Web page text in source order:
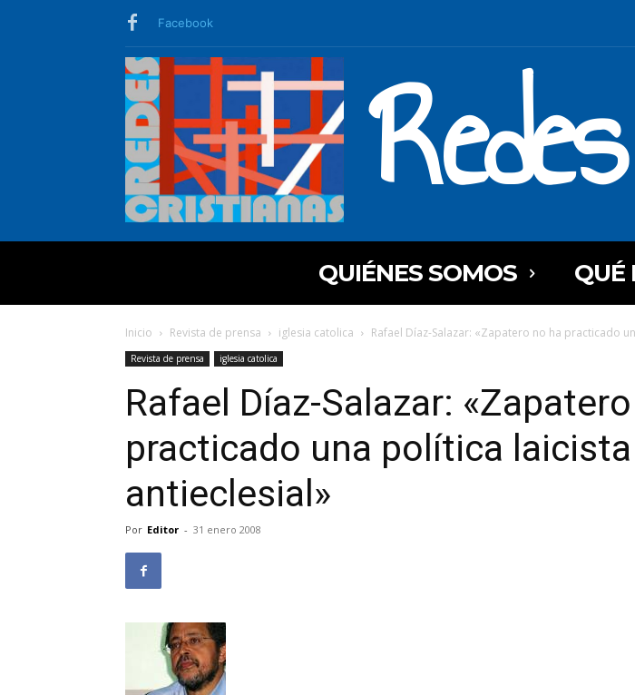
Facebook
QUIÉNES SOMOS QUÉ
Inicio Revista de prensa iglesia catolica Rafael Díaz-Salazar: «Zapatero no ha practicado
Revista de prensa iglesia catolica
Rafael Díaz-Salazar:
practicado una política laicista
antieclesial»
Por Editor - 31 enero 2008